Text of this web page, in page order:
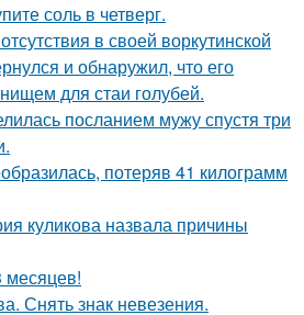
соль в четверг.
в своей воркутинской
и обнаружил, что его
для стаи голубей.
посланием мужу спустя три
потеряв 41 килограмм
куликова назвала причины
Снять знак невезения.